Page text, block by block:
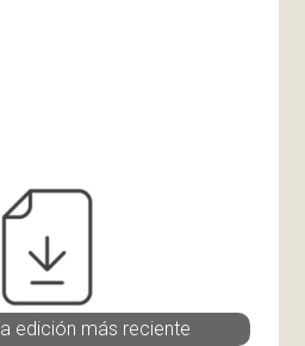
edición más reciente